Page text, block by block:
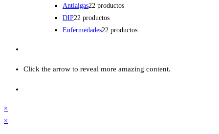
Antialgas22 productos
DIP22 productos
Enfermedades22 productos
Click the arrow to reveal more amazing content.
×
×